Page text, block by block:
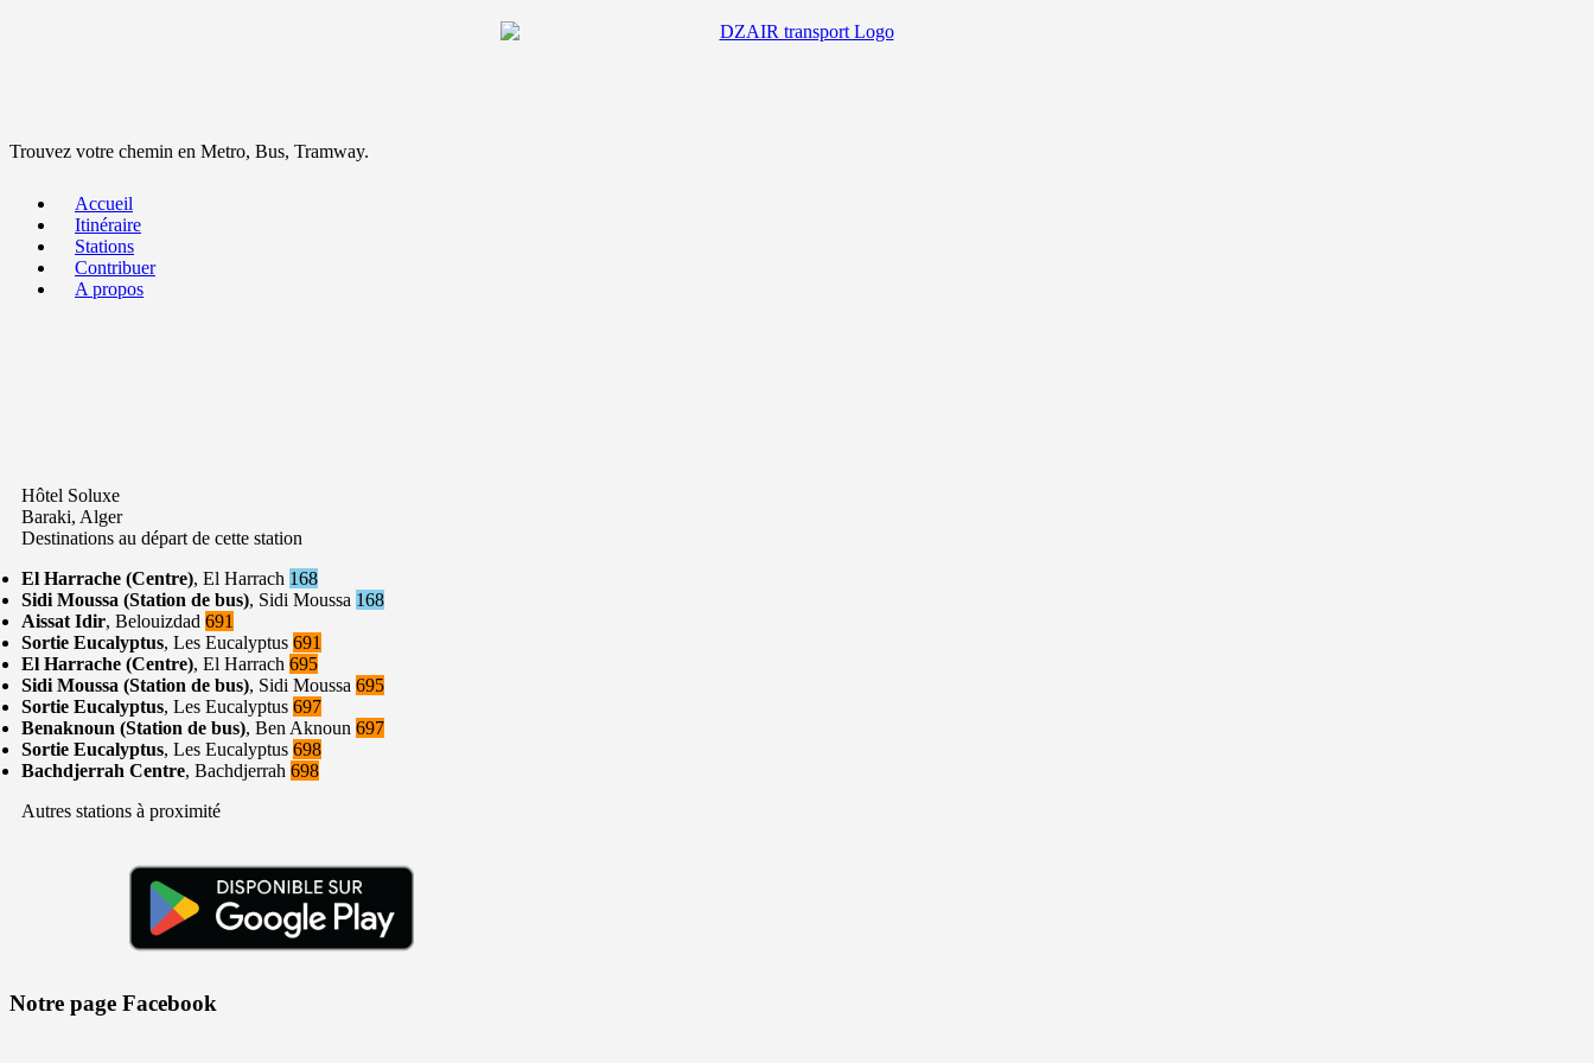
Trouvez votre chemin en Metro, Bus, Tramway.
Accueil
Itinéraire
Stations
Contribuer
A propos
Hôtel Soluxe
Baraki, Alger
Destinations au départ de cette station
El Harrache (Centre), El Harrach 168
Sidi Moussa (Station de bus), Sidi Moussa 168
Aissat Idir, Belouizdad 691
Sortie Eucalyptus, Les Eucalyptus 691
El Harrache (Centre), El Harrach 695
Sidi Moussa (Station de bus), Sidi Moussa 695
Sortie Eucalyptus, Les Eucalyptus 697
Benaknoun (Station de bus), Ben Aknoun 697
Sortie Eucalyptus, Les Eucalyptus 698
Bachdjerrah Centre, Bachdjerrah 698
Autres stations à proximité
Notre page Facebook